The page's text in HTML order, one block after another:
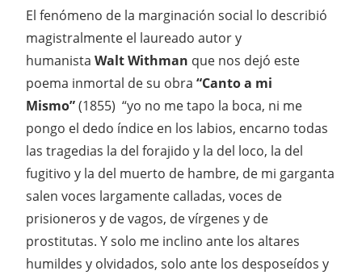
El fenómeno de la marginación social lo describió
magistralmente el laureado autor y
humanista Walt Withman que nos dejó este
poema inmortal de su obra “Canto a mi
Mismo”(1855) “yo no me tapo la boca, ni me
pongo el dedo índice en los labios, encarno todas
las tragedias la del forajido y la del loco, la del
fugitivo y la del muerto de hambre, de mi garganta
salen voces largamente calladas, voces de
prisioneros y de vagos, de vírgenes y de
prostitutas. Y solo me inclino ante los altares
humildes y olvidados, solo ante los desposeídos y